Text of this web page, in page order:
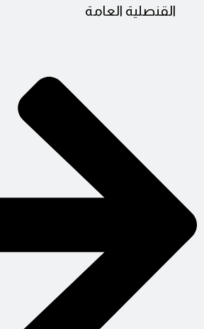
القنصلية العامة